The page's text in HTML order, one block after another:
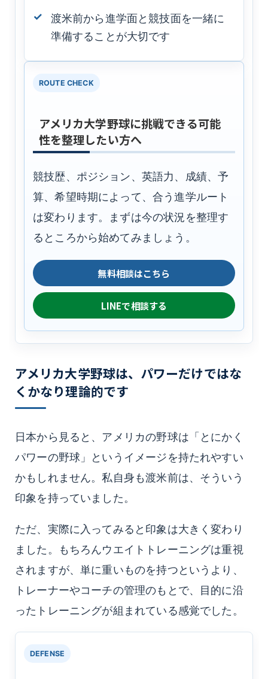
渡米前から進学面と競技面を一緒に
準備することが大切です
ROUTE CHECK
アメリカ大学野球に挑戦できる可能
性を整理したい方へ
競技歴、ポジション、英語力、成績、予
算、希望時期によって、合う進学ルート
は変わります。まずは今の状況を整理す
るところから始めてみましょう。
無料相談はこちら
LINEで相談する
アメリカ大学野球は、パワーだけではな
くかなり理論的です
日本から見ると、アメリカの野球は「とにかく
パワーの野球」というイメージを持たれやすい
かもしれません。私自身も渡米前は、そういう
印象を持っていました。
ただ、実際に入ってみると印象は大きく変わり
ました。もちろんウエイトトレーニングは重視
されますが、単に重いものを持つというより、
トレーナーやコーチの管理のもとで、目的に沿
ったトレーニングが組まれている感覚でした。
DEFENSE